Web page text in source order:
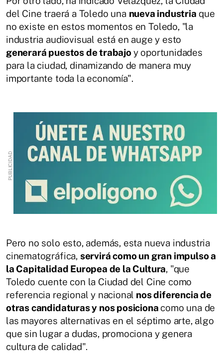
del Cine traerá a Toledo una nueva industria que
no existe en estos momentos en Toledo, "la
industria audiovisual está en auge y esto
generará puestos de trabajoy oportunidades
para la ciudad, dinamizando de manera muy
importante toda la economía".
Pero no solo esto, además, esta nueva industria
cinematográfica, servirá como un gran impulso a
la Capitalidad Europea de la Cultura, "que
Toledo cuente con la Ciudad del Cine como
referencia regional y nacional nos diferencia de
otras candidaturas y nos posiciona como una de
las mayores alternativas en el séptimo arte, algo
que sin lugar a dudas, promociona y genera
cultura de calidad".